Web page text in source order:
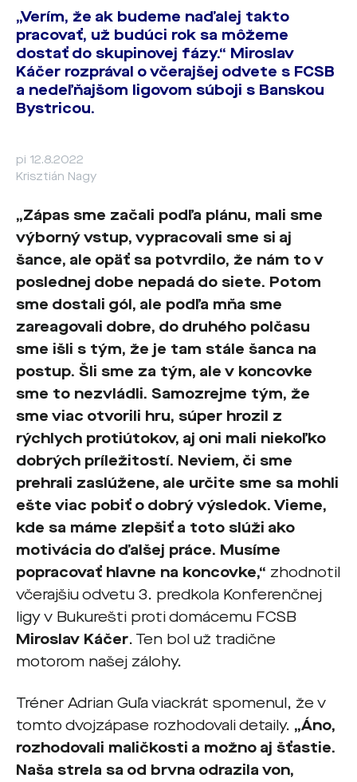
„Verím, že ak budeme naďalej takto
pracovať, už budúci rok sa môžeme
dostať do skupinovej fázy.“ Miroslav
Káčer rozprával o včerajšej odvete s FCSB
a nedeľňajšom ligovom súboji s Banskou
Bystricou.
pi 12.8.2022
Krisztián Nagy
„Zápas sme začali podľa plánu, mali sme
výborný vstup, vypracovali sme si aj
šance, ale opäť sa potvrdilo, že nám to v
poslednej dobe nepadá do siete. Potom
sme dostali gól, ale podľa mňa sme
zareagovali dobre, do druhého polčasu
sme išli s tým, že je tam stále šanca na
postup. Šli sme za tým, ale v koncovke
sme to nezvládli. Samozrejme tým, že
sme viac otvorili hru, súper hrozil z
rýchlych protiútokov, aj oni mali niekoľko
dobrých príležitostí. Neviem, či sme
prehrali zaslúžene, ale určite sme sa mohli
ešte viac pobiť o dobrý výsledok. Vieme,
kde sa máme zlepšiť a toto slúži ako
motivácia do ďalšej práce. Musíme
popracovať hlavne na koncovke,“ zhodnotil
včerajšiu odvetu 3. predkola Konferenčnej
ligy v Bukurešti proti domácemu FCSB
Miroslav Káčer. Ten bol už tradične
motorom našej zálohy.
Tréner Adrian Guľa viackrát spomenul, že v
tomto dvojzápase rozhodovali detaily. „Áno,
rozhodovali maličkosti a možno aj šťastie.
Naša strela sa od brvna odrazila von,